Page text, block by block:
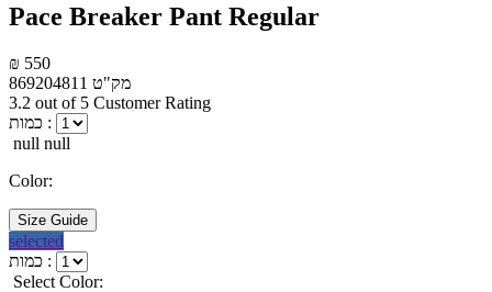
Pace Breaker Pant Regular
₪ 550
מק"ט 869204811
3.2 out of 5 Customer Rating
כמות :
null null
Color:
Size Guide
selected
כמות :
Select Color: